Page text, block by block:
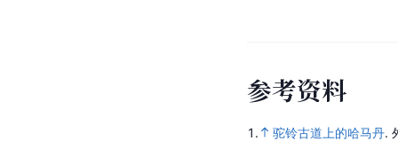
参考资料
1. 驼铃古道上的哈马丹.